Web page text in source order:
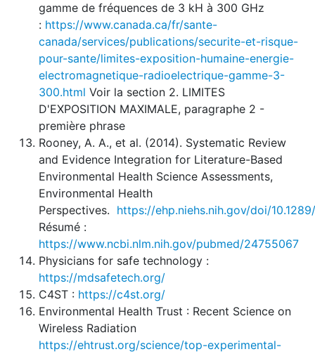
gamme de fréquences de 3 kH à 300 GHz
: https://www.canada.ca/fr/sante-
canada/services/publications/securite-et-risque-
pour-sante/limites-exposition-humaine-energie-
electromagnetique-radioelectrique-gamme-3-
300.html Voir la section 2. LIMITES
D'EXPOSITION MAXIMALE, paragraphe 2 -
première phrase
Rooney, A. A., et al. (2014). Systematic Review
and Evidence Integration for Literature-Based
Environmental Health Science Assessments,
Environmental Health
Perspectives. https://ehp.niehs.nih.gov/doi/
Résumé :
https://www.ncbi.nlm.nih.gov/pubmed/24755067
Physicians for safe technology :
https://mdsafetech.org/
C4ST : https://c4st.org/
Environmental Health Trust : Recent Science on
Wireless Radiation
https://ehtrust.org/science/top-experimental-